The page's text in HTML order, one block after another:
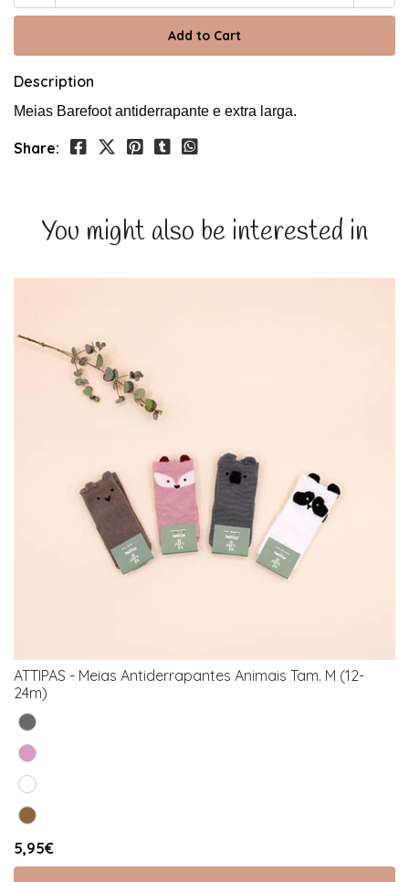
Description
Meias Barefoot antiderrapante e extra larga.
Share:
You might also be interested in
ATTIPAS - Meias Antiderrapantes Animais Tam. M (12-
24m)
5,95€